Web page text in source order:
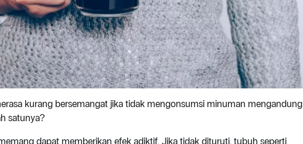
kurang bersemangat jika tidak mengonsumsi minuman mengandung
satunya?
dapat memberikan efek adiktif. Jika tidak dituruti, tubuh seperti